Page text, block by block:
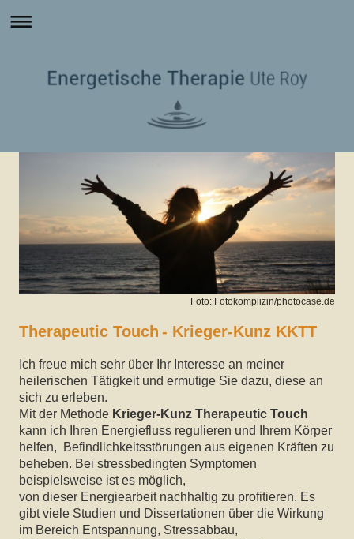
Foto: Fotokomplizin/photocase.de
Therapeutic Touch - Krieger-Kunz KKTT
Ich freue mich sehr über Ihr Interesse an meiner
heilerischen Tätigkeit und ermutige Sie dazu, diese an
sich zu erleben.
Mit der Methode Krieger-Kunz Therapeutic Touch
kann ich Ihren Energiefluss regulieren und Ihrem Körper
helfen, Befindlichkeitsstörungen aus eigenen Kräften zu
beheben. Bei stressbedingten Symptomen
beispielsweise ist es möglich,
von dieser Energiearbeit nachhaltig zu profitieren. Es
gibt viele Studien und Dissertationen über die Wirkung
im Bereich Entspannung, Stressabbau,